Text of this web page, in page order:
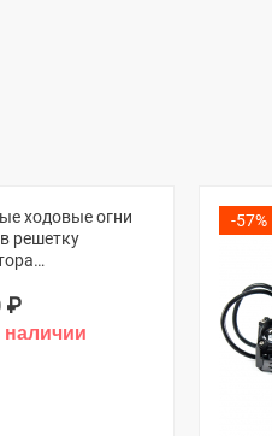
ходовые огни
решетку
₽
-57%